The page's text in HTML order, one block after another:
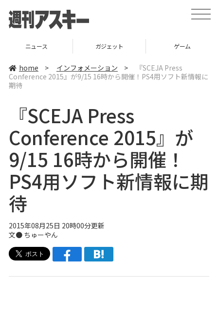
t
o
i
ニュース ガジェット ゲーム
home > インフォメーション >
『SCEJA Press
Conference 2015』が9/15 16時から開催！PS4用ソフト新情報に
期待
『SCEJA Press
Conference 2015』が
9/15 16時から開催！
PS4用ソフト新情報に期
待
2015年08月25日 20時00分更新
文● ちゅーやん